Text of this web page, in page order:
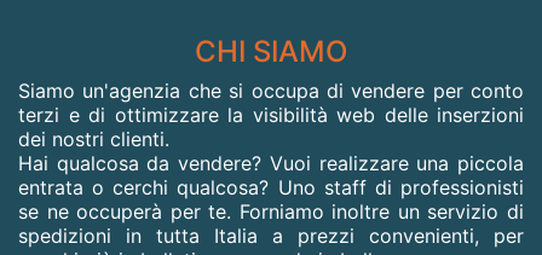
CHI SIAMO
Siamo un'agenzia che si occupa di vendere per conto
terzi e di ottimizzare la visibilità web delle inserzioni
dei nostri clienti.
Hai qualcosa da vendere? Vuoi realizzare una piccola
entrata o cerchi qualcosa? Uno staff di professionisti
se ne occuperà per te. Forniamo inoltre un servizio di
spedizioni in tutta Italia a prezzi convenienti, per